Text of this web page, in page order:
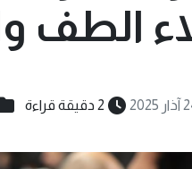
الطف
2 دقيقة قراءة